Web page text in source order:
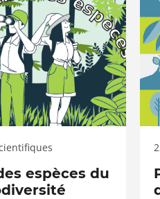
espèces du